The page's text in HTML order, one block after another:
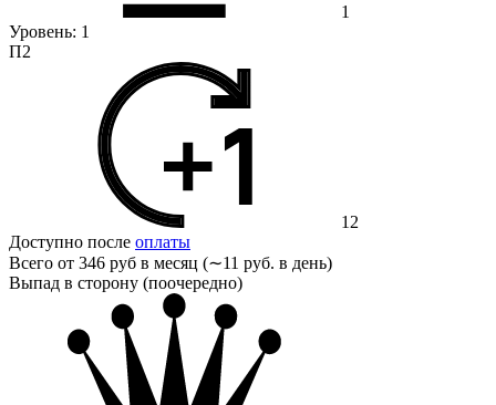
1
Уровень: 1
П2
12
Доступно после оплаты
Всего от 346 руб в месяц (∼11 руб. в день)
Выпад в сторону (поочередно)